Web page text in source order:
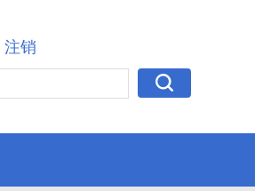
注销